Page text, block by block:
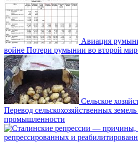
Авиация
войне Потери румынии во второй
Сельское
Перевод сельскохозяйственных
промышленности